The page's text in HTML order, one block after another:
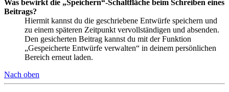
Was bewirkt die „Speichern“-Schaltfläche beim Schreiben eines
Beitrags?
Hiermit kannst du die geschriebene Entwürfe speichern und
zu einem späteren Zeitpunkt vervollständigen und absenden.
Den gesicherten Beitrag kannst du mit der Funktion
„Gespeicherte Entwürfe verwalten“ in deinem persönlichen
Bereich erneut laden.
Nach oben